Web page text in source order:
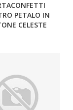
PETALO IN
CELESTE